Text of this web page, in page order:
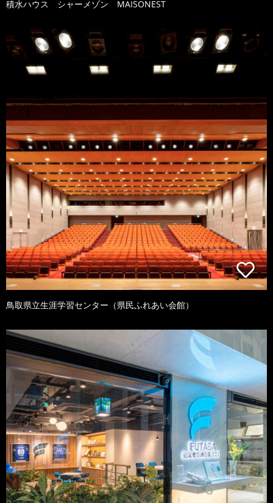
積水ハウス シャーメゾン MAISONEST
鳥取県立生涯学習センター（県民ふれあい会館）